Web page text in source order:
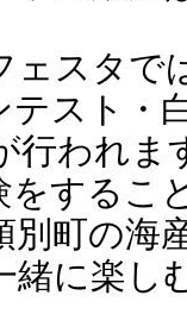
ェスタで
テスト・
行われま
をするこ
別町の海
緒に楽し